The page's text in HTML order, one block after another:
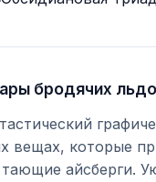
бродячих
вещах, которые
айсберги.